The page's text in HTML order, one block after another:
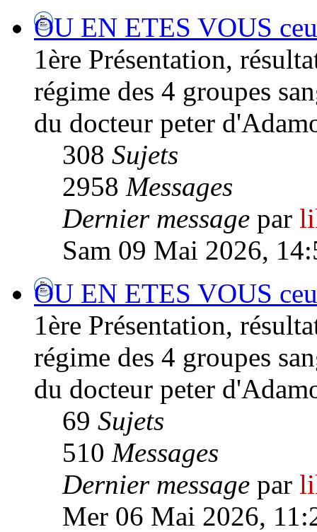
OU EN ETES VOUS
1ère Présentation,
régime des 4 groupes
du docteur peter
308 Sujets
2958 Messages
Dernier message par
Sam 09 Mai 2026,
OU EN ETES VOUS
1ère Présentation,
régime des 4 groupes
du docteur peter
69 Sujets
510 Messages
Dernier message par
Mer 06 Mai 2026,